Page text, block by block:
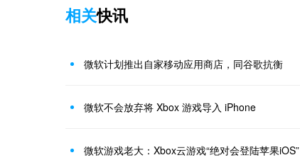
相关快讯
微软计划推出自家移动应用商店，同谷歌抗衡
微软不会放弃将 Xbox 游戏导入 iPhone
微软游戏老大：Xbox云游戏“绝对会登陆苹果iOS”